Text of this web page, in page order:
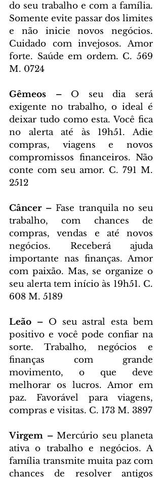
do seu trabalho e com a família.
Somente evite passar dos limites
e não inicie novos negócios.
Cuidado com invejosos. Amor
forte. Saúde em ordem. C. 569
M. 0724
Gêmeos – O seu dia será
exigente no trabalho, o ideal é
deixar tudo como esta. Você fica
no alerta até às 19h51. Adie
compras, viagens e novos
compromissos financeiros. Não
conte com seu amor. C. 791 M.
2512
Câncer – Fase tranquila no seu
trabalho, com chances de
compras, vendas e até novos
negócios. Receberá ajuda
importante nas finanças. Amor
com paixão. Mas, se organize o
seu alerta tem início às 19h51. C.
608 M. 5189
Leão – O seu astral esta bem
positivo e você pode confiar na
sorte. Trabalho, negócios e
finanças com grande
movimento, o que deve
melhorar os lucros. Amor em
paz. Favorável para viagens,
compras e visitas. C. 173 M. 3897
Virgem – Mercúrio seu planeta
ativa o trabalho e negócios. A
família transmite muita paz com
chances de resolver antigos